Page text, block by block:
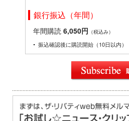
銀行振込（年間）
年間購読 6,050円 （税込み）
振込確認後に購読開始（10日以内）